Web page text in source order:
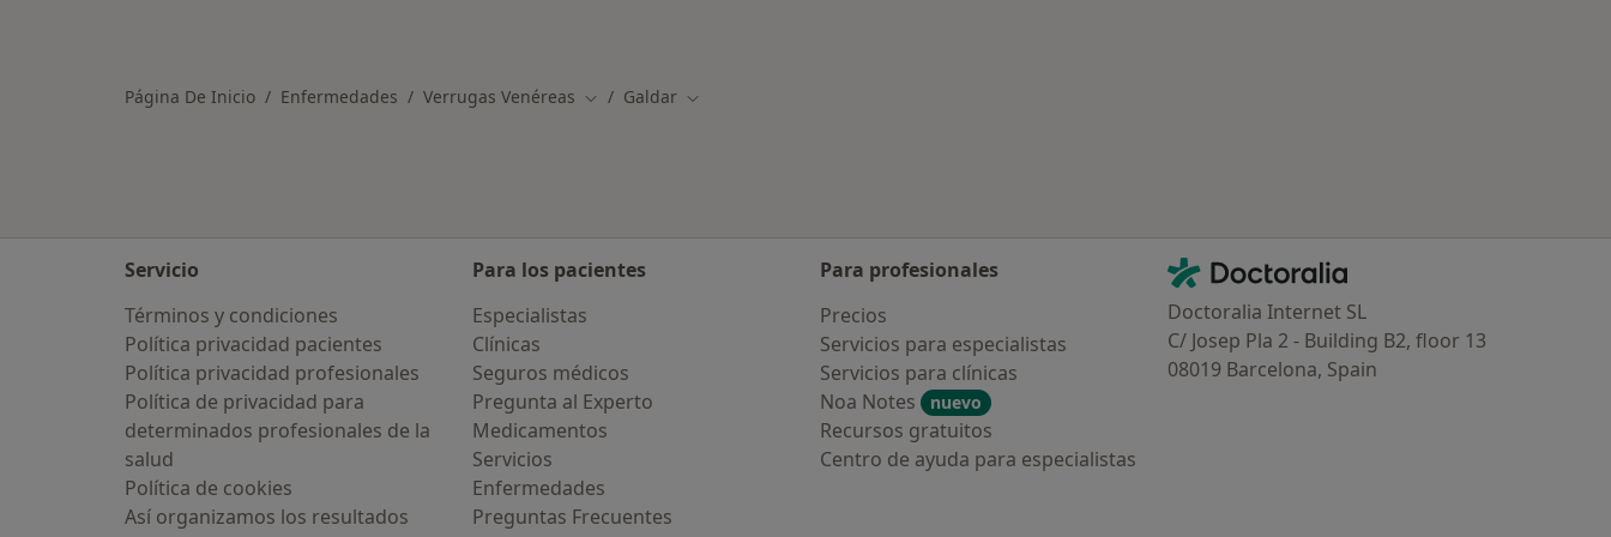
Página De Inicio Enfermedades Verrugas Venéreas Cambiar de ciudad
Galdar Cambiar de ciudad
Servicio
Términos y condiciones
Política privacidad pacientes
Política privacidad profesionales
Política de privacidad para
determinados profesionales de la
salud
Política de cookies
Así organizamos los resultados
Para los pacientes
Especialistas
Clínicas
Seguros médicos
Pregunta al Experto
Medicamentos
Servicios
Enfermedades
Preguntas Frecuentes
Para profesionales
Precios
Servicios para especialistas
Servicios para clínicas
Noa Notes
nuevo
Recursos gratuitos
Centro de ayuda para especialistas
Contacto
Doctoralia - Página de inicio
Doctoralia Internet SL
C/ Josep Pla 2 - Building B2, floor 13
08019 Barcelona, Spain